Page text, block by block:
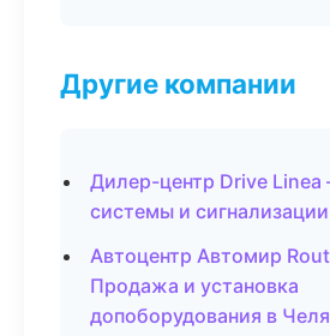
Другие компании
Дилер-центр Drive
системы и
Автоцентр Автомир
Продажа и установка
допоборудования в